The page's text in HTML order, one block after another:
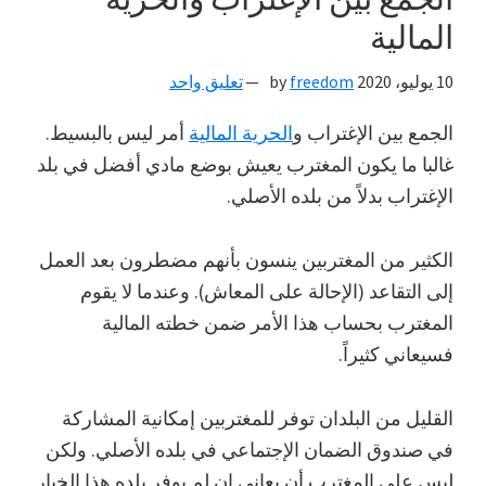
المالية
10 يوليو، 2020 freedom تعليق واحد
الجمع بين الإغتراب والحرية المالية أمر ليس بالبسيط.
غالبا ما يكون المغترب يعيش بوضع مادي أفضل في بلد
الإغتراب بدلاً من بلده الأصلي.
الكثير من المغتربين ينسون بأنهم مضطرون بعد العمل
إلى التقاعد (الإحالة على المعاش). وعندما لا يقوم
المغترب بحساب هذا الأمر ضمن خطته المالية
فسيعاني كثيراً.
القليل من البلدان توفر للمغتربين إمكانية المشاركة
في صندوق الضمان الإجتماعي في بلده الأصلي. ولكن